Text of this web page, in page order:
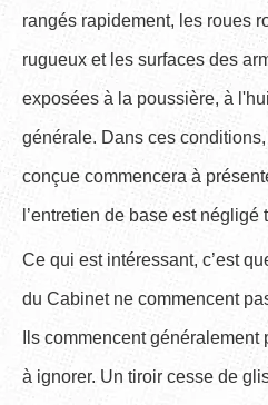
rangés rapidement, les roues
rugueux et les surfaces des
exposées à la poussière, à
générale. Dans ces
conçue commencera à
l’entretien de base est négligé
Ce qui est intéressant, c’est
du Cabinet ne commencent
Ils commencent
à ignorer. Un tiroir cesse de